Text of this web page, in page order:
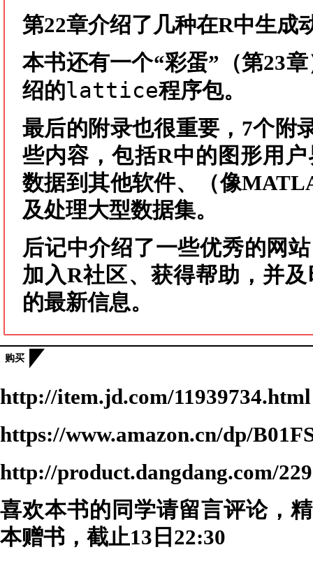
第22章介绍了几种在R中生成
本书还有一个“彩蛋”（第23
绍的lattice程序包。
最后的附录也很重要，7个附
些内容，包括R中的图形用
数据到其他软件、（像
及处理大型数据集。
后记中介绍了一些优秀的网
加入R社区、获得帮助，并
的最新信息。
购买
http://item.jd.com/11939734.html
https://www.amazon.cn/dp/
http://product.dangdang.com/
喜欢本书的同学请留言评论，
本赠书，截止13日22:30